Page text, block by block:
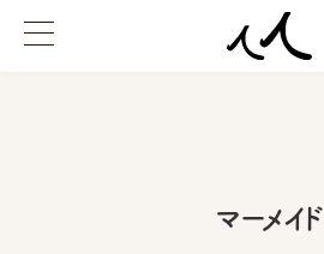
マーメイド